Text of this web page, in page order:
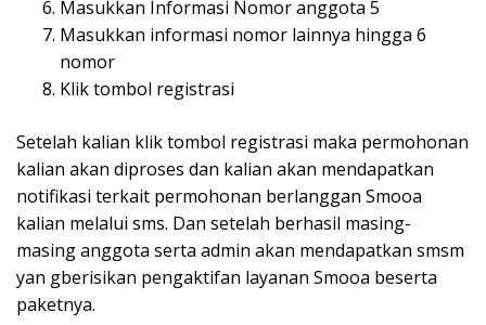
Masukkan Informasi Nomor anggota 5
Masukkan informasi nomor lainnya hingga 6
nomor
Klik tombol registrasi
Setelah kalian klik tombol registrasi maka permohonan
kalian akan diproses dan kalian akan mendapatkan
notifikasi terkait permohonan berlanggan Smooa
kalian melalui sms. Dan setelah berhasil masing-
masing anggota serta admin akan mendapatkan smsm
yan gberisikan pengaktifan layanan Smooa beserta
paketnya.